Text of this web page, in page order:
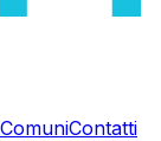
ComuniContatti